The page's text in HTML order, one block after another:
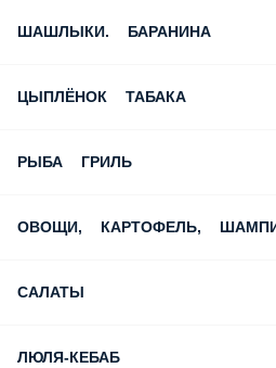
ШАШЛЫКИ. БАРАНИНА
ЦЫПЛЁНОК ТАБАКА
РЫБА ГРИЛЬ
ОВОЩИ, КАРТОФЕЛЬ,
САЛАТЫ
ЛЮЛЯ-КЕБАБ